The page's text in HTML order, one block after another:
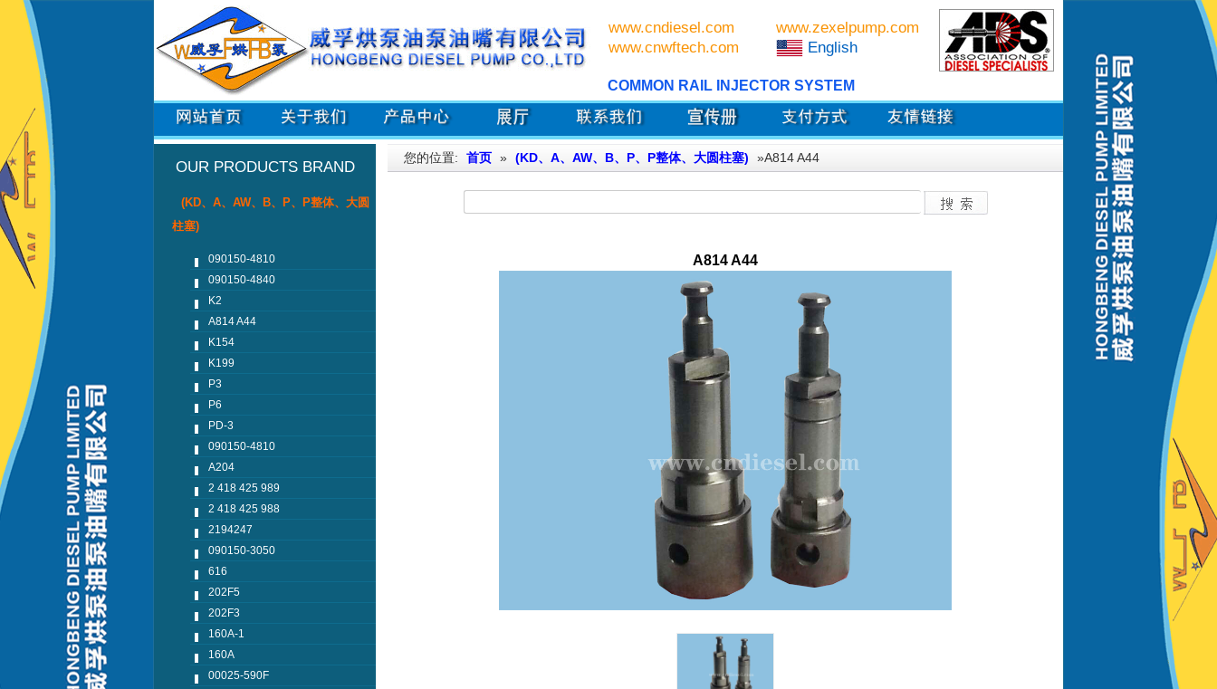
www.cndiesel.com
www.cnwftech.com
COMMON RAIL INJECTOR SYSTEM
www.zexelpump.com
English
OUR PRODUCTS BRAND
(KD、A、AW、B、P、P整体、大圆
柱塞)
090150-4810
090150-4840
K2
A814 A44
K154
K199
P3
P6
PD-3
090150-4810
A204
2 418 425 989
2 418 425 988
2194247
090150-3050
616
202F5
202F3
160A-1
160A
00025-590F
您的位置: 首页 » (KD、A、AW、B、P、P整体、大圆柱塞) »A814 A44
A814 A44